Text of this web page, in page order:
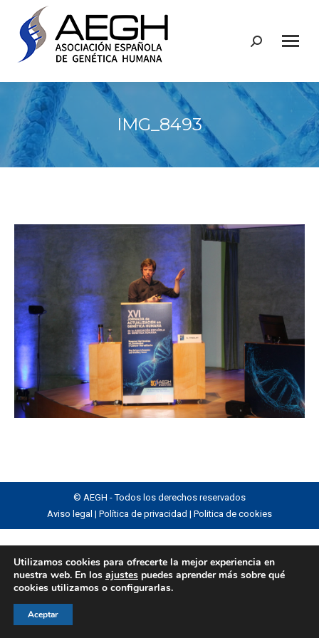
Buscar:
IMG_8493
© AEGH - Todos los derechos reservados
Aviso legal | Política de privacidad | Politica de cookies
Utilizamos cookies para ofrecerte la mejor experiencia en
nuestra web. En los ajustes puedes aprender más sobre qué
cookies utilizamos o configurarlas.
Aceptar